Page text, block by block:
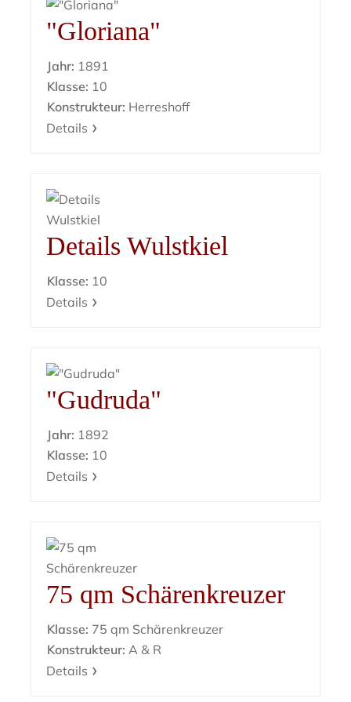
"Gloriana"
Jahr: 1891
Klasse: 10
Konstrukteur: Herreshoff
Details
Details Wulstkiel
Klasse: 10
Details
"Gudruda"
Jahr: 1892
Klasse: 10
Details
75 qm Schärenkreuzer
Klasse: 75 qm Schärenkreuzer
Konstrukteur: A & R
Details